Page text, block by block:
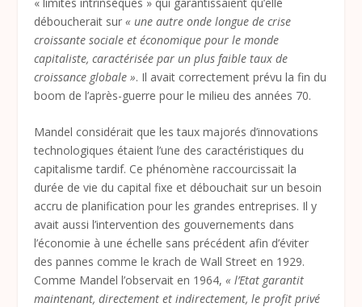
déboucherait sur« une autre onde longue de crise
croissante sociale et économique pour le monde
capitaliste, caractérisée par un plus faible taux de
croissance globale ». Il avait correctement prévu la fin du
boom de l’après-guerre pour le milieu des années 70.
Mandel considérait que les taux majorés d’innovations
technologiques étaient l’une des caractéristiques du
capitalisme tardif. Ce phénomène raccourcissait la
durée de vie du capital fixe et débouchait sur un besoin
accru de planification pour les grandes entreprises. Il y
avait aussi l’intervention des gouvernements dans
l’économie à une échelle sans précédent afin d’éviter
des pannes comme le krach de Wall Street en 1929.
Comme Mandel l’observait en 1964,« l’Etat garantit
maintenant, directement et indirectement, le profit privé